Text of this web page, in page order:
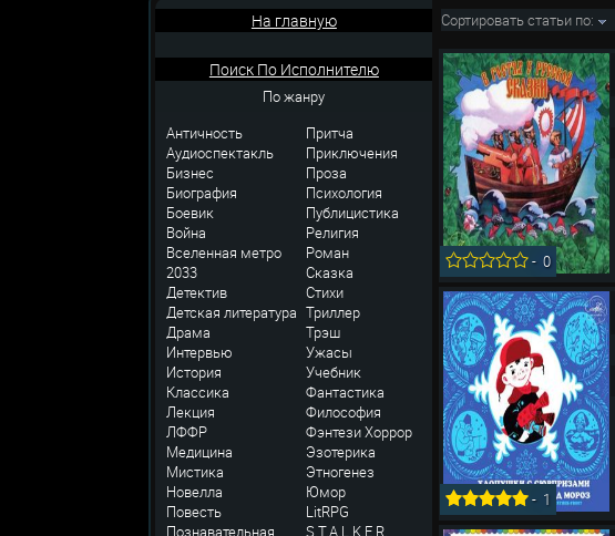
На главную
Поиск По Исполнителю
По жанру
Античность
Аудиоспектакль
Бизнес
Биография
Боевик
Война
Вселенная метро
2033
Детектив
Детская литература
Драма
Интервью
История
Классика
Лекция
ЛФФР
Медицина
Мистика
Новелла
Повесть
Познавательная
Притча
Приключения
Проза
Психология
Публицистика
Религия
Роман
Сказка
Стихи
Триллер
Трэш
Ужасы
Учебник
Фантастика
Философия
ФэнтезиХоррор
Эзотерика
Этногенез
Юмор
LitRPG
S.T.A.L.K.E.R.
Сортировать статьи по:
-0
- 1